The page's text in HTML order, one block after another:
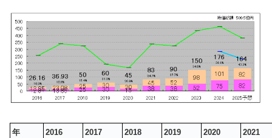
年 2016 2017 2018 2019 2020
2021